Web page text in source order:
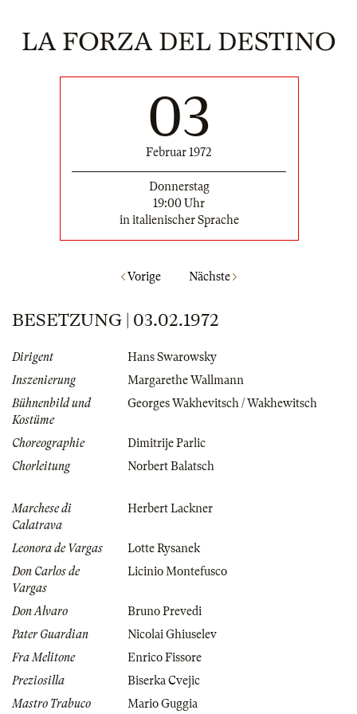
LA FORZA DEL DESTINO
03
Februar 1972
Donnerstag
19:00 Uhr
in italienischer Sprache
Vorige Nächste
BESETZUNG | 03.02.1972
Dirigent
Hans Swarowsky
Inszenierung
Margarethe Wallmann
Bühnenbild und
Kostüme
Georges Wakhevitsch / Wakhewitsch
Choreographie
Dimitrije Parlic
Chorleitung
Norbert Balatsch
Marchese di
Calatrava
Herbert Lackner
Leonora de Vargas
Lotte Rysanek
Don Carlos de
Vargas
Licinio Montefusco
Don Alvaro
Bruno Prevedi
Pater Guardian
Nicolai Ghiuselev
Fra Melitone
Enrico Fissore
Preziosilla
Biserka Cvejic
Mastro Trabuco
Mario Guggia